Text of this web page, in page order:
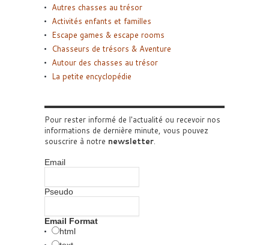
Autres chasses au trésor
Activités enfants et familles
Escape games & escape rooms
Chasseurs de trésors & Aventure
Autour des chasses au trésor
La petite encyclopédie
Pour rester informé de l'actualité ou recevoir nos
informations de dernière minute, vous pouvez
souscrire à notre newsletter
Email
Pseudo
Email Format
html